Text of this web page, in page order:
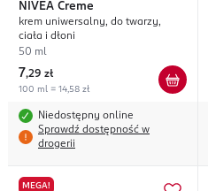
NIVEA Creme
krem uniwersalny, do twarzy,
ciała i dłoni
50 ml
7,29 zł
100 ml = 14,58 zł
Niedostępny online
Sprawdź dostępność w
drogerii
MEGA!